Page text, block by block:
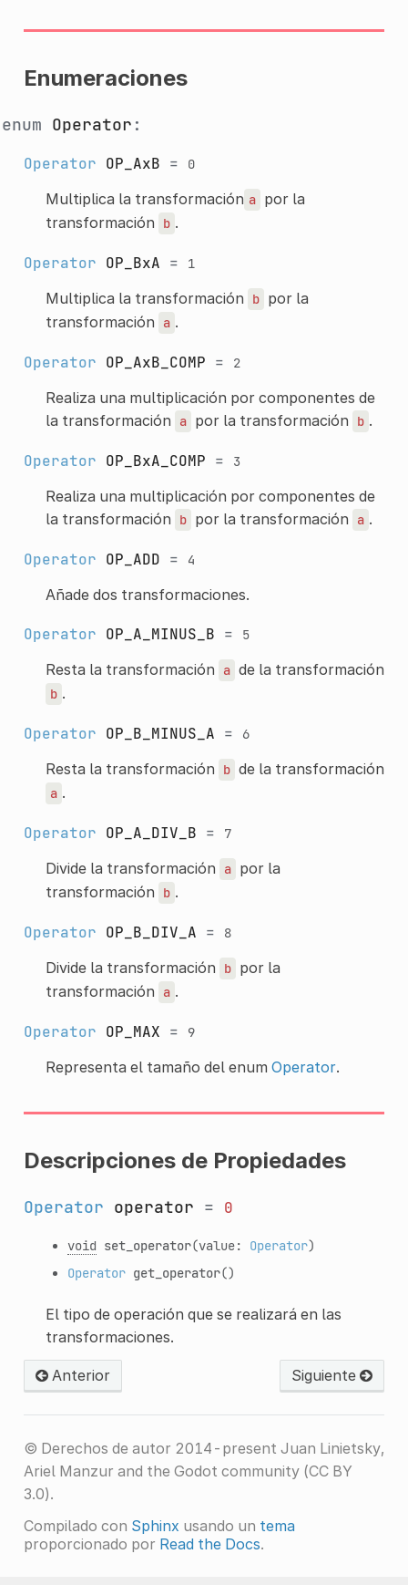
Enumeraciones
enum Operator :
Operator OP_AxB = 0
Multiplica la transformación a por la
transformación
b .
Operator OP_BxA = 1
Multiplica la transformación b por la
transformación
a .
Operator OP_AxB_COMP = 2
Realiza una multiplicación por componentes de
la transformación
a por la transformación b .
Operator OP_BxA_COMP = 3
Realiza una multiplicación por componentes de
la transformación
b por la transformación a .
Operator OP_ADD = 4
Añade dos transformaciones.
Operator OP_A_MINUS_B = 5
Resta la transformación a de la transformación
b .
Operator OP_B_MINUS_A = 6
Resta la transformación b de la transformación
a .
Operator OP_A_DIV_B = 7
Divide la transformación a por la
transformación
b .
Operator OP_B_DIV_A = 8
Divide la transformación b por la
transformación
a .
Operator OP_MAX = 9
Representa el tamaño del enum Operator.
Descripciones de Propiedades
Operator operator = 0
void set_operator(value: Operator)
Operator get_operator()
El tipo de operación que se realizará en las
transformaciones.
Anterior Siguiente
© Derechos de autor 2014-present Juan Linietsky,
Ariel Manzur and the Godot community (CC BY
3.0).
Compilado con Sphinx usando un tema
proporcionado por Read the Docs.